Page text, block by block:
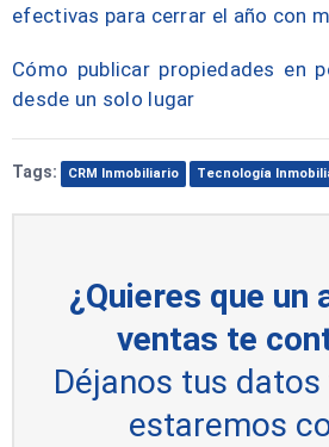
efectivas para cerrar el año con
Cómo publicar propiedades en
desde un solo lugar
Tags: CRM Inmobiliario Tecnología
¿Quieres que un
ventas te
Déjanos tus datos
estaremos